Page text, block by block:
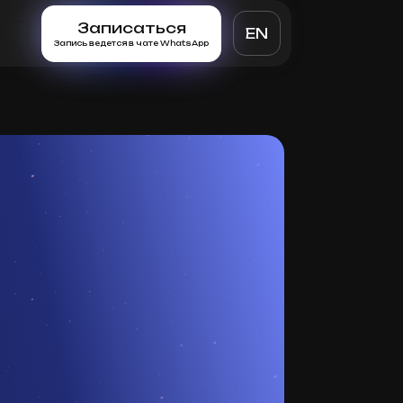
Записаться
Запись ведется в чате WhatsApp
EN